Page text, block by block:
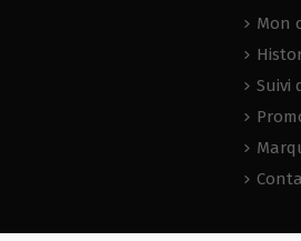
Mon
Suivi